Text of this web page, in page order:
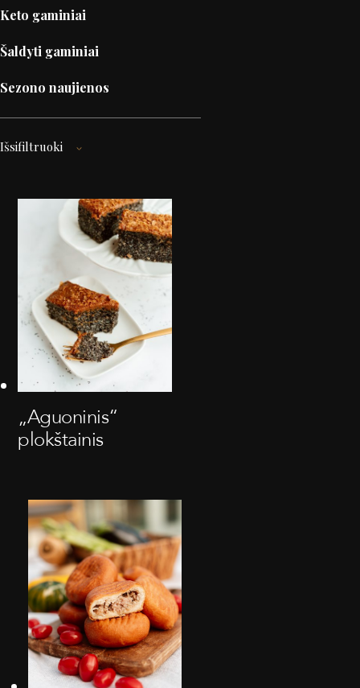
Keto gaminiai
Šaldyti gaminiai
Sezono naujienos
Išsifiltruoki
„Aguoninis“
plokštainis